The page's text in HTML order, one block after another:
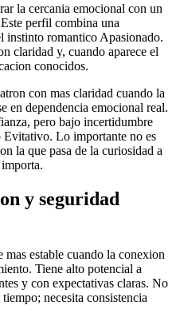
la cercania emocional con un
perfil combina una
instinto romantico Apasionado.
claridad y, cuando aparece el
conocidos.
con mas claridad cuando la
en dependencia emocional real.
pero bajo incertidumbre
Evitativo. Lo importante no es
la que pasa de la curiosidad a
y seguridad
estable cuando la conexion
Tiene alto potencial a
y con expectativas claras. No
necesita consistencia